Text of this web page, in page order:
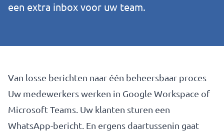
een extra inbox voor uw team.
Van losse berichten naar één beheersbaar proces
Uw medewerkers werken in Google Workspace of
Microsoft Teams. Uw klanten sturen een
WhatsApp-bericht. En ergens daartussenin gaat